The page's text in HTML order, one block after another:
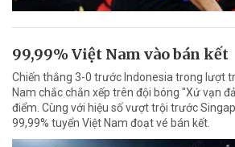
99,99% Việt Nam vào bán kết
Chiến thắng 3-0 trước Indonesia trong lượt
Nam chắc chắn xếp trên đội bóng "Xứ vạn
điểm. Cùng với hiệu số vượt trội trước
99,99% tuyển Việt Nam đoạt vé bán kết.